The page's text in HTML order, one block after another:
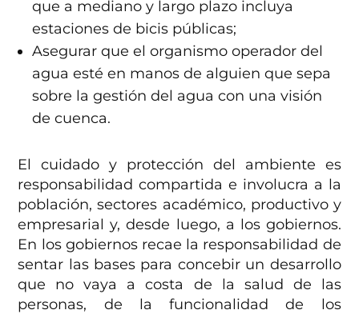
que a mediano y largo plazo incluya
estaciones de bicis públicas;
Asegurar que el organismo operador del
agua esté en manos de alguien que sepa
sobre la gestión del agua con una visión
de cuenca.
El cuidado y protección del ambiente es
responsabilidad compartida e involucra a la
población, sectores académico, productivo y
empresarial y, desde luego, a los gobiernos.
En los gobiernos recae la responsabilidad de
sentar las bases para concebir un desarrollo
que no vaya a costa de la salud de las
personas, de la funcionalidad de los